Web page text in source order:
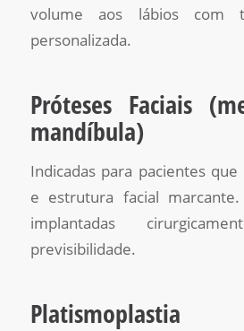
volume aos lábios com
personalizada.
Próteses Faciais
mandíbula)
Indicadas para pacientes
e estrutura facial
implantadas
previsibilidade.
Platismoplastia